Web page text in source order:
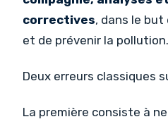
correctives, dans le
et de prévenir la pollution.
Deux erreurs classiques
La première consiste à